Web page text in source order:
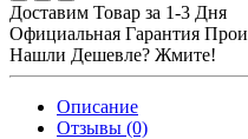
Доставим Товар за 1-3 Дня
Официальная Гарантия
Нашли Дешевле? Жмите!
Описание
Отзывы (0)